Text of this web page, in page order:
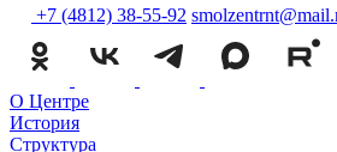
+7 (4812) 38-55-92
О Центре
История
Структура